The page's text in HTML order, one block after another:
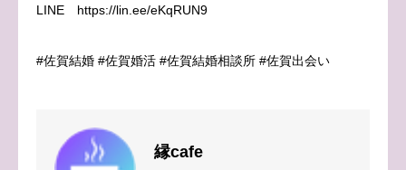
LINE https://lin.ee/eKqRUN9
#佐賀結婚 #佐賀婚活 #佐賀結婚相談所 #佐賀出会い
縁cafe